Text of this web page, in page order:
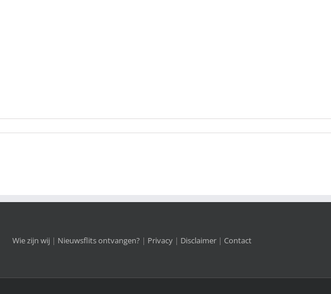
Wie zijn wij | Nieuwsflits ontvangen? | Privacy| Disclaimer| Contact